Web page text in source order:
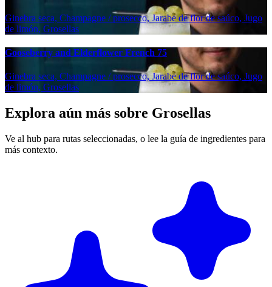
Ginebra seca, Champagne / prosecco, Jarabe de flor de saúco, Jugo
de limón, Grosellas
Gooseberry and Elderflower French 75
Ginebra seca, Champagne / prosecco, Jarabe de flor de saúco, Jugo
de limón, Grosellas
Explora aún más sobre Grosellas
Ve al hub para rutas seleccionadas, o lee la guía de ingredientes para
más contexto.